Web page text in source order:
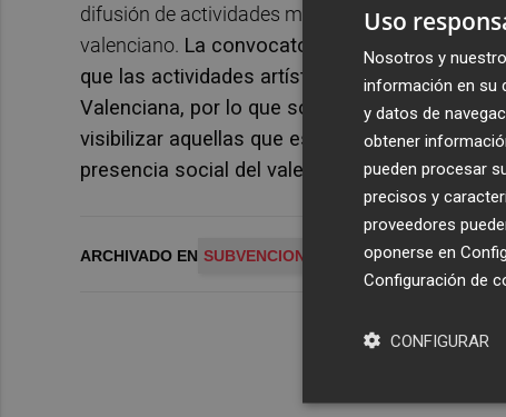
difusión de actividades musicales que
valenciano. La convocatoria de subvenciones
que las actividades artísticas musicales
Valenciana, por lo que son necesarias
visibilizar aquellas que están realizadas en
presencia social del valenciano.
ARCHIVADO EN SUBVENCIONES
Uso
Nosotros y
información en su
y datos de
obtener
pueden procesar
precisos y
proveedores
oponerse en
Configuración de
CONFIGURAR